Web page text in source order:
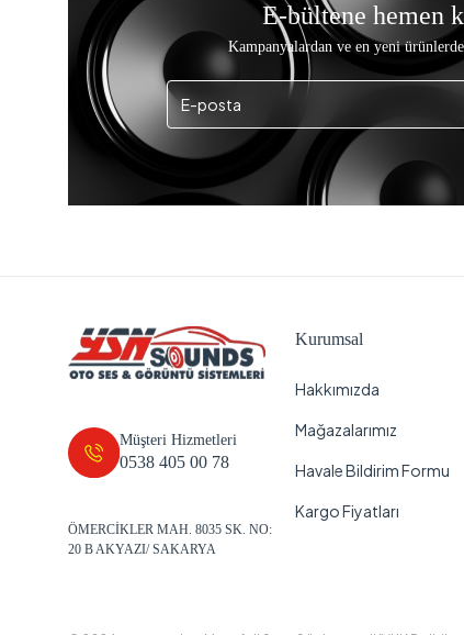
E-bültene hemen
Kampanyalardan ve en yeni
Müşteri Hizmetleri
0538 405 00 78
ÖMERCİKLER MAH. 8035 SK. NO:
20 B AKYAZI/ SAKARYA
Kurumsal
Hakkımızda
Mağazalarımız
Havale Bildirim Formu
Kargo Fiyatları